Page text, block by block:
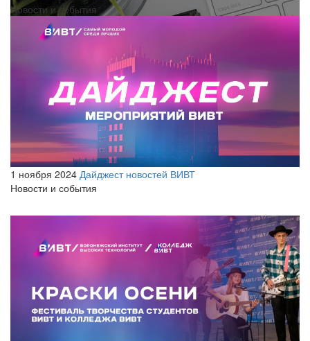
Новости и события
1 ноября 2024 Дайджест новостей ВИВТ
Новости и события